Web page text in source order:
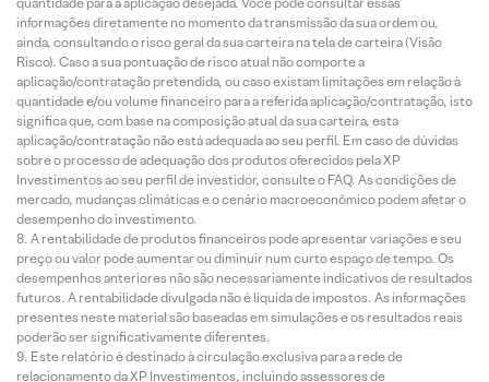
informações diretamente no momento da transmissão da sua ordem ou,
ainda, consultando o risco geral da sua carteira na tela de carteira (Visão
Risco). Caso a sua pontuação de risco atual não comporte a
aplicação/contratação pretendida, ou caso existam limitações em relação à
quantidade e/ou volume financeiro para a referida aplicação/contratação, isto
significa que, com base na composição atual da sua carteira, esta
aplicação/contratação não está adequada ao seu perfil. Em caso de dúvidas
sobre o processo de adequação dos produtos oferecidos pela XP
Investimentos ao seu perfil de investidor, consulte o FAQ. As condições de
mercado, mudanças climáticas e o cenário macroeconômico podem afetar o
desempenho do investimento.
A rentabilidade de produtos financeiros pode apresentar variações e seu
preço ou valor pode aumentar ou diminuir num curto espaço de tempo. Os
desempenhos anteriores não são necessariamente indicativos de resultados
futuros. A rentabilidade divulgada não é líquida de impostos. As informações
presentes neste material são baseadas em simulações e os resultados reais
poderão ser significativamente diferentes.
Este relatório é destinado à circulação exclusiva para a rede de
relacionamento da XP Investimentos, incluindo assessores de